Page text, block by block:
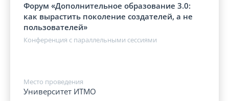
Форум «Дополнительное образование 3.0:
как вырастить поколение создателей, а не
пользователей»
Конференция с параллельными сессиями
Место проведения
Университет ИТМО